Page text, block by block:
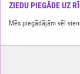
ZIEDU PIEGĀDE UZ
Mēs piegādājām vēl